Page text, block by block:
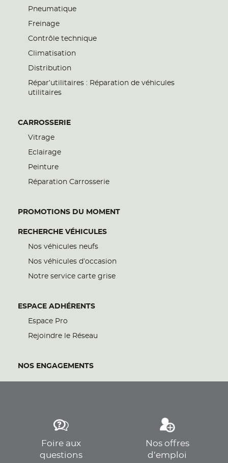
Pneumatique
Freinage
Contrôle technique
Climatisation
Distribution
Répar’utilitaires : Réparation de véhicules
utilitaires
CARROSSERIE
Vitrage
Eclairage
Peinture
Réparation Carrosserie
PROMOTIONS DU MOMENT
RECHERCHE VÉHICULES
Nos véhicules neufs
Nos véhicules d’occasion
Notre service carte grise
ESPACE ADHÉRENTS
Espace Pro
Rejoindre le Réseau
NOS ENGAGEMENTS
Foire aux
questions
Nos offres
d’emploi